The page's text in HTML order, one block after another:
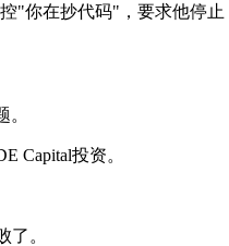
"你在抄代码"，要求他停
Capital投资。
。